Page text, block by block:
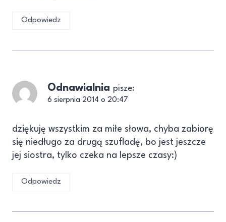
Odpowiedz
Odnawialnia pisze:
6 sierpnia 2014 o 20:47
dziękuję wszystkim za miłe słowa, chyba zabiorę
się niedługo za drugą szufladę, bo jest jeszcze
jej siostra, tylko czeka na lepsze czasy:)
Odpowiedz